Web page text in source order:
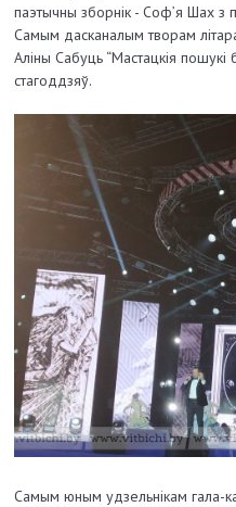
паэтычны зборнік - Соф’я Шах
Самым дасканалым творам
Аліны Сабуць “Мастацкія
стагоддзяў.
Самым юным удзельнікам гала-